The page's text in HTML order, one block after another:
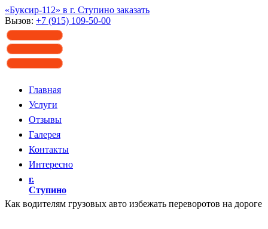
«Буксир-112» в г. Ступино заказать
Вызов: +7 (915) 109-50-00
Главная
Услуги
Отзывы
Галерея
Контакты
Интересно
г.
Ступино
Как водителям грузовых авто избежать переворотов на дороге